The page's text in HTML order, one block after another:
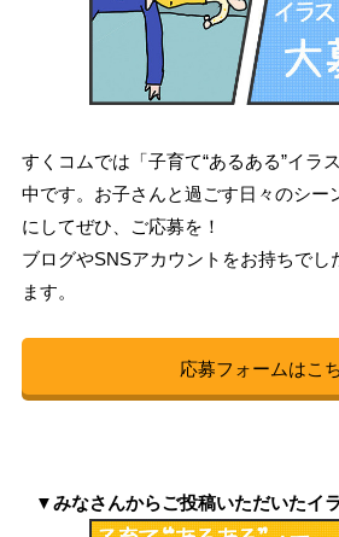
すくコムでは「子育て“あるある”イラ
中です。お子さんと過ごす日々のシー
にしてぜひ、ご応募を！
ブログやSNSアカウントをお持ちでし
ます。
応募フォームはこ
▼みなさんからご投稿いただいたイ